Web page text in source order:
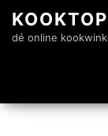
dé online